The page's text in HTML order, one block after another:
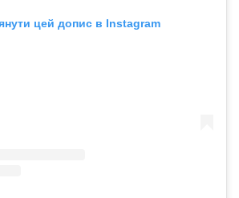
цей допис в Instagram